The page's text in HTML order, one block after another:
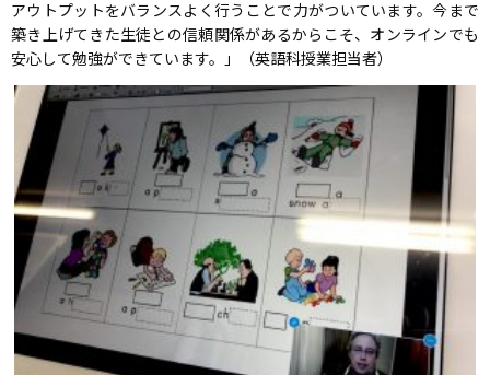
アウトプットをバランスよく行うことで力がついています。今まで
築き上げてきた生徒との信頼関係があるからこそ、オンラインでも
安心して勉強ができています。」（英語科授業担当者）